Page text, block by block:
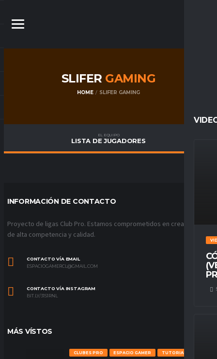
SLIFER GAMING
HOME SLIFER GAMING
EL EQUIPO
LISTA DE JUGADORES
INFORMACIÓN DE CONTACTO
Proyecto de ligas Club Pro. Estamos comprometidos en crear ligas
de alta competencia y calidad.
CONTACTO VÍA EMAIL
ESPACIOGAMERCL@GMAIL.COM
CONTACTO VÍA INSTAGRAM
BIT.LY/31S1RNL
MÁS VÍSTOS
CLUBES PRO ESPACIO GAMER TUTORIALES